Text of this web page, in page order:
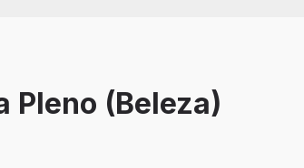
Pleno (Beleza)